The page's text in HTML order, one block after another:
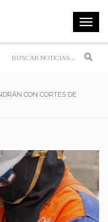
Toggle
CON CORTES DE